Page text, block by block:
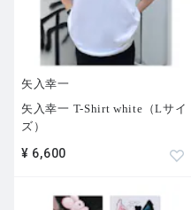
矢入幸一
矢入幸一 T-Shirt white（Lサイ
ズ）
¥ 6,600